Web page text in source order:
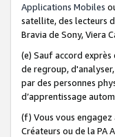
Applications Mobiles
satellite, des lecteurs
Bravia de Sony, Viera
(e) Sauf accord exprès
de regroup,
par des personnes
d’apprentissage
(f) Vous vous
Créateurs ou de la PA